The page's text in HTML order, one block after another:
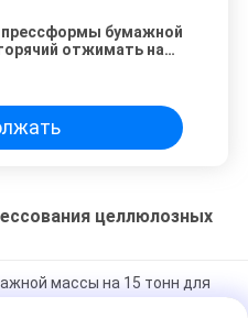
бумажной
отжимать на
целлюлозных
массы на 15 тонн для